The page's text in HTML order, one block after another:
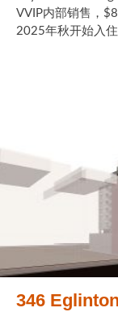
VVIP内部销售，
2025年秋开始入
346